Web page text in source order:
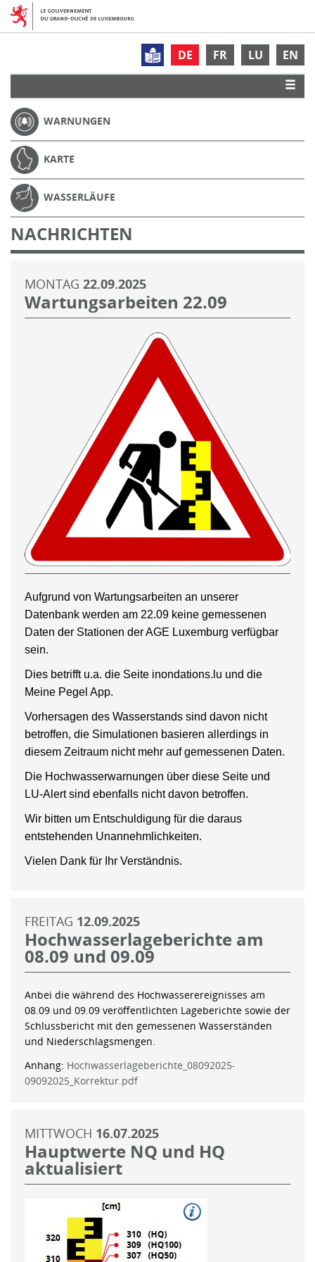
DE FR LU EN
WARNUNGEN
KARTE
WASSERLÄUFE
NACHRICHTEN
MONTAG 22.09.2025
Wartungsarbeiten 22.09
Aufgrund von Wartungsarbeiten an unserer
Datenbank werden am 22.09 keine gemessenen
Daten der Stationen der AGE Luxemburg verfügbar
sein.
Dies betrifft u.a. die Seite inondations.lu und die
Meine Pegel App.
Vorhersagen des Wasserstands sind davon nicht
betroffen, die Simulationen basieren allerdings in
diesem Zeitraum nicht mehr auf gemessenen Daten.
Die Hochwasserwarnungen über diese Seite und
LU-Alert sind ebenfalls nicht davon betroffen.
Wir bitten um Entschuldigung für die daraus
entstehenden Unannehmlichkeiten.
Vielen Dank für Ihr Verständnis.
FREITAG 12.09.2025
Hochwasserlageberichte am
08.09 und 09.09
Anbei die während des Hochwasserereignisses am
08.09 und 09.09 veröffentlichten Lageberichte sowie der
Schlussbericht mit den gemessenen Wasserständen
und Niederschlagsmengen.
Anhang: Hochwasserlageberichte_08092025-
09092025_Korrektur.pdf
MITTWOCH 16.07.2025
Hauptwerte NQ und HQ
aktualisiert